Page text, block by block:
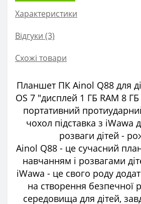
Характеристики
Відгуки (3)
Схожі товари
Планшет ПК Ainol Q88 для
OS 7 "дисплей 1 ГБ RAM 8 ГБ
портативний
чохол підставка з iWawa
розваги дітей -
Ainol Q88 - це сучасний
навчанням і розвагами
iWawa - це свого роду
на створення безпечної
середовища для дітей,